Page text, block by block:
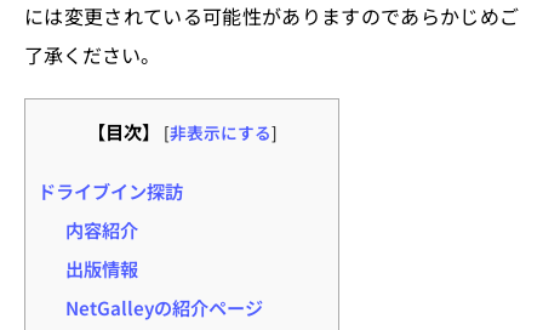
には変更されている可能性がありますのであらかじめご
了承ください。
【目次】 [非表示にする]
ドライブイン探訪
内容紹介
出版情報
NetGalleyの紹介ページ